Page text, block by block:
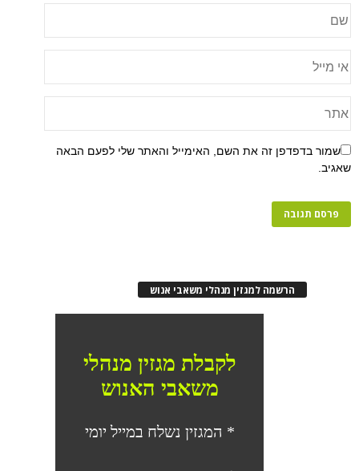
שמור בדפדפן זה את השם, האימייל והאתר שלי לפעם הבאה
שאגיב.
הרשמה למגזין מנהלי משאבי אנוש